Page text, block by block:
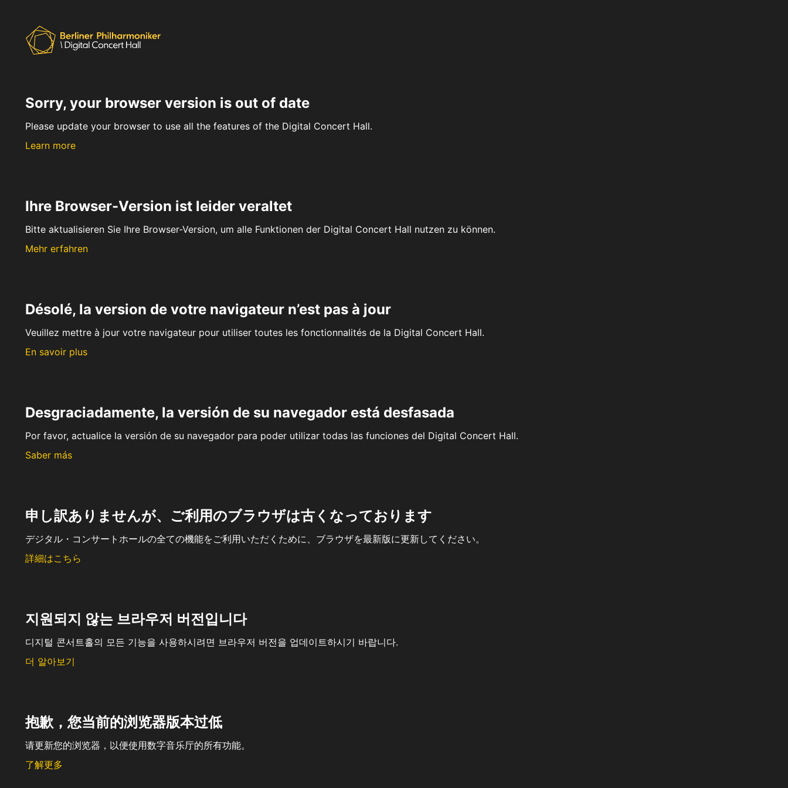
Sorry, your browser version is out of date
Please update your browser to use all the features of the Digital Concert Hall.
Learn more
Ihre Browser-Version ist leider veraltet
Bitte aktualisieren Sie Ihre Browser-Version, um alle Funktionen der Digital Concert Hall nutzen zu können.
Mehr erfahren
Désolé, la version de votre navigateur n’est pas à jour
Veuillez mettre à jour votre navigateur pour utiliser toutes les fonctionnalités de la Digital Concert Hall.
En savoir plus
Desgraciadamente, la versión de su navegador está desfasada
Por favor, actualice la versión de su navegador para poder utilizar todas las funciones del Digital Concert Hall.
Saber más
申し訳ありませんが、ご利用のブラウザは古くなっております
デジタル・コンサートホールの全ての機能をご利用いただくために、ブラウザを最新版に更新してください。
詳細はこちら
지원되지 않는 브라우저 버전입니다
디지털 콘서트홀의 모든 기능을 사용하시려면 브라우저 버전을 업데이트하시기 바랍니다.
더 알아보기
抱歉，您当前的浏览器版本过低
请更新您的浏览器，以便使用数字音乐厅的所有功能。
了解更多